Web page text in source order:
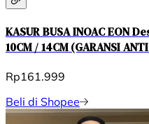
KASUR BUSA INOAC EON
10CM / 14CM (GARANSI
Rp161.999
Beli di Shopee